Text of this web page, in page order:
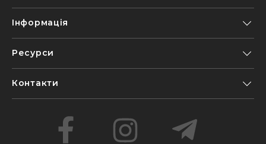
Інформація
Ресурси
Контакти